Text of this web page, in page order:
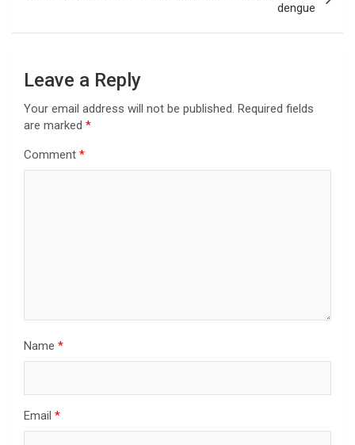
dengue
Leave a Reply
Your email address will not be published. Required fields
are marked *
Comment *
Name *
Email *